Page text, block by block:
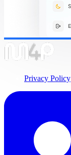
Privacy Policy